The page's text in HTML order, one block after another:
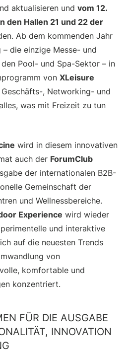
aktualisieren und vom 12.
den Hallen 21 und 22 der
Ab dem kommenden Jahr
die einzige Messe- und
Pool- und Spa-Sektor – in
von XLeisure
, Networking- und
was mit Freizeit zu tun
wird in diesem innovativen
auch der ForumClub
der internationalen B2B-
Gemeinschaft der
und Wellnessbereiche.
Experience wird wieder
und interaktive
auf die neuesten Trends
von
komfortable und
konzentriert.
FÜR DIE AUSGABE
INNOVATION